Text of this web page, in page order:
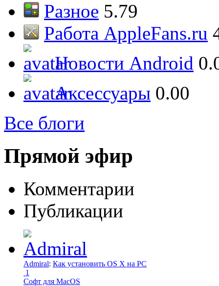
Разное 5.79
Работа AppleFans.ru
Новости Android
Аксессуары 0.00
Все блоги
Прямой эфир
Комментарии
Публикации
Admiral: Как установить OS X на PC
1
Софт для MacOS